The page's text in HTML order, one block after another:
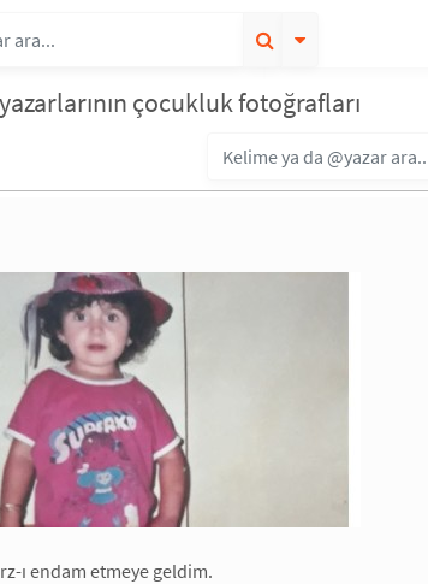
çocukluk fotoğrafları
ı endam etmeye geldim.